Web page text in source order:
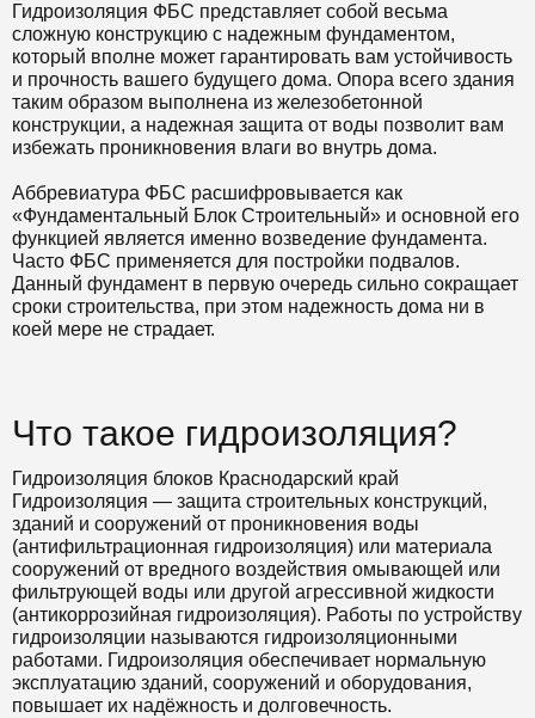
Гидроизоляция ФБС представляет собой весьма
сложную конструкцию с надежным фундаментом,
который вполне может гарантировать вам устойчивость
и прочность вашего будущего дома. Опора всего здания
таким образом выполнена из железобетонной
конструкции, а надежная защита от воды позволит вам
избежать проникновения влаги во внутрь дома.
Аббревиатура ФБС расшифровывается как
«Фундаментальный Блок Строительный» и основной его
функцией является именно возведение фундамента.
Часто ФБС применяется для постройки подвалов.
Данный фундамент в первую очередь сильно сокращает
сроки строительства, при этом надежность дома ни в
коей мере не страдает.
Что такое гидроизоляция?
Гидроизоляция блоков Краснодарский край
Гидроизоляция — защита строительных конструкций,
зданий и сооружений от проникновения воды
(антифильтрационная гидроизоляция) или материала
сооружений от вредного воздействия омывающей или
фильтрующей воды или другой агрессивной жидкости
(антикоррозийная гидроизоляция). Работы по устройству
гидроизоляции называются гидроизоляционными
работами. Гидроизоляция обеспечивает нормальную
эксплуатацию зданий, сооружений и оборудования,
повышает их надёжность и долговечность.